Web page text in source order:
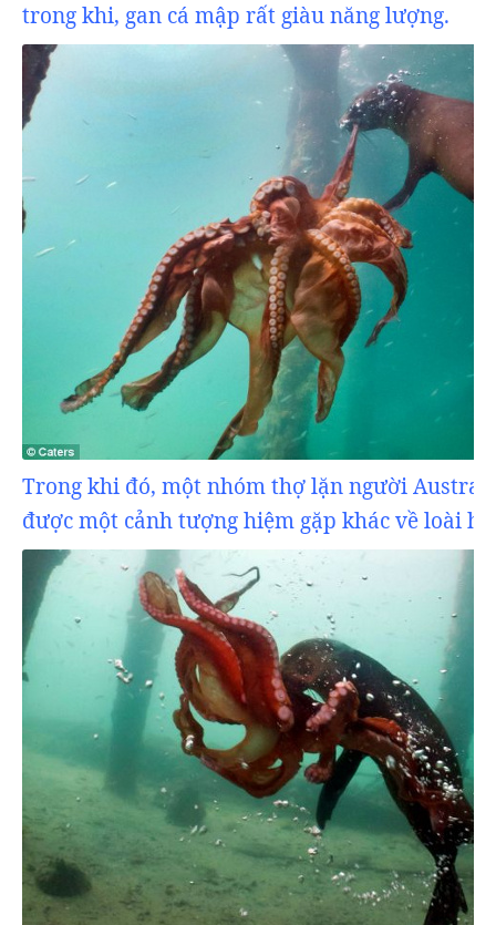
trong khi, gan cá mập rất giàu năng lượng.
Trong khi đó, một nhóm thợ lặn người
được một cảnh tượng hiệm gặp khác về loài